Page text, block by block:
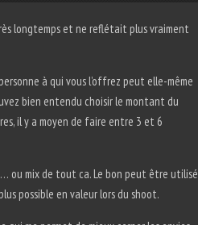
longtemps et ne reflétait plus vraiment
à qui vous l’offrez peut elle-même
bien entendu choisir le montant du
il y a moyen de faire entre 3 et 6
ou mix de tout ca. Le bon peut être utilisé
possible en valeur lors du shoot.